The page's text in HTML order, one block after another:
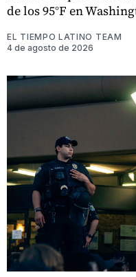
de los 95°F en
EL TIEMPO LATINO TEAM
4 de agosto de 2026